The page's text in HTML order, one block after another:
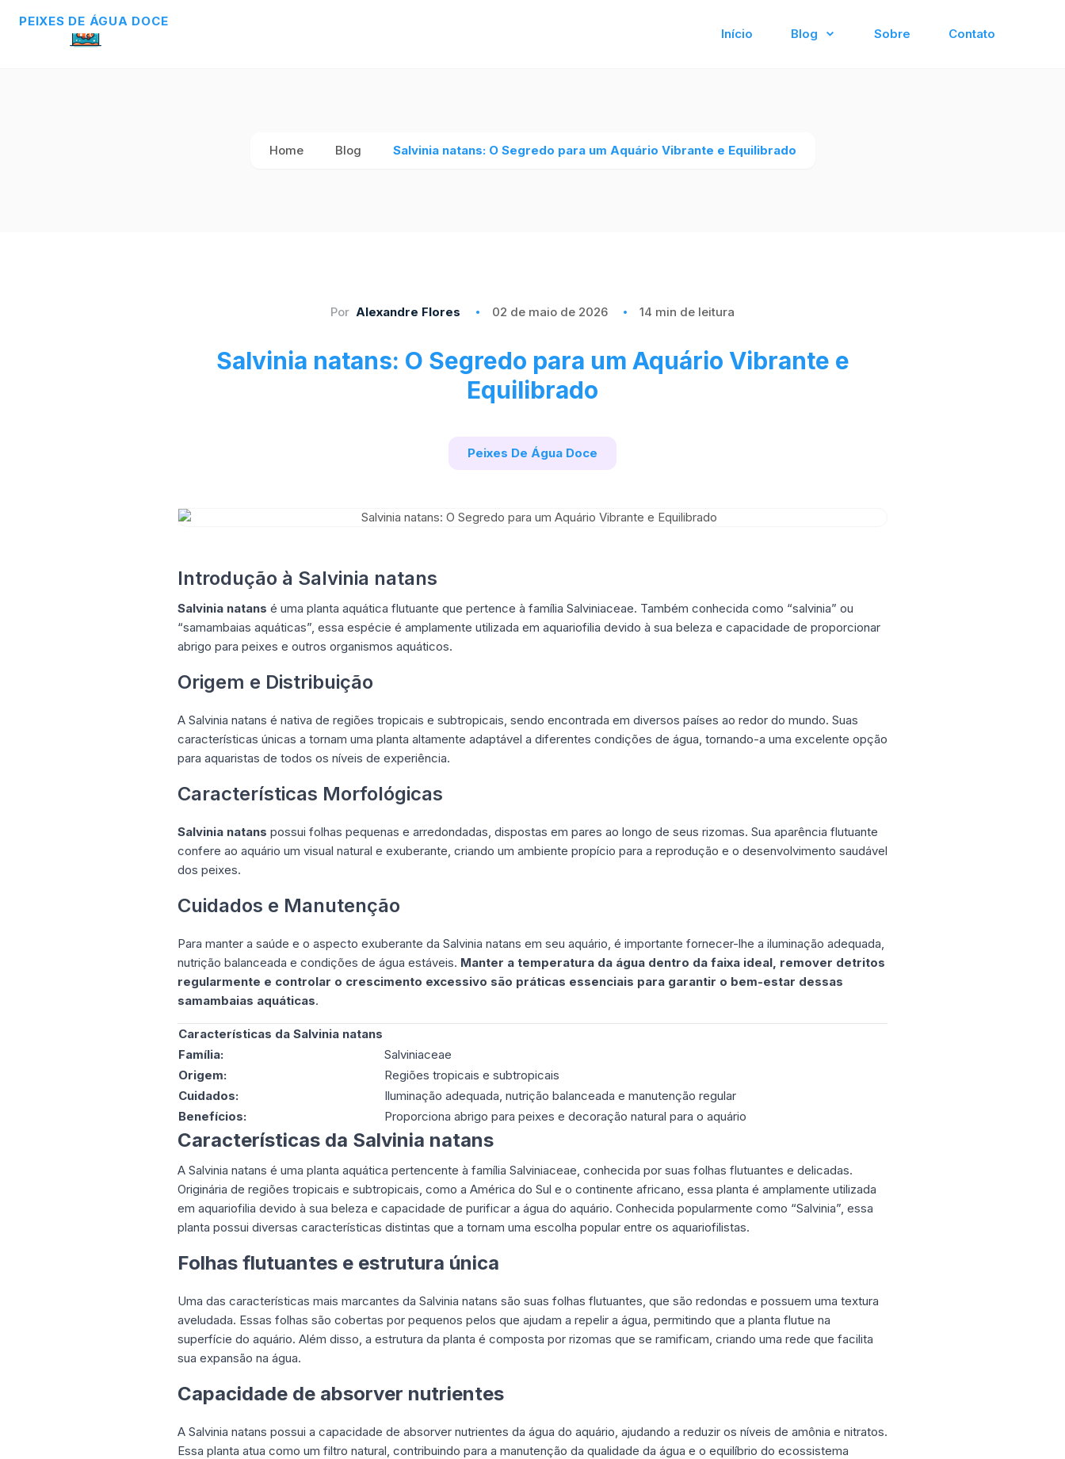
Início Blog Sobre Contato
Home Blog Salvinia natans: O Segredo para um Aquário Vibrante e Equilibrado
Por Alexandre Flores 02 de maio de 2026 14 min de leitura
Salvinia natans: O Segredo para um Aquário Vibrante e
Equilibrado
Peixes De Água Doce
Introdução à Salvinia natans
Salvinia natans é uma planta aquática flutuante que pertence à família Salviniaceae. Também conhecida como “salvinia” ou
“samambaias aquáticas”, essa espécie é amplamente utilizada em aquariofilia devido à sua beleza e capacidade de proporcionar
abrigo para peixes e outros organismos aquáticos.
Origem e Distribuição
A Salvinia natans é nativa de regiões tropicais e subtropicais, sendo encontrada em diversos países ao redor do mundo. Suas
características únicas a tornam uma planta altamente adaptável a diferentes condições de água, tornando-a uma excelente opção
para aquaristas de todos os níveis de experiência.
Características Morfológicas
Salvinia natans possui folhas pequenas e arredondadas, dispostas em pares ao longo de seus rizomas. Sua aparência flutuante
confere ao aquário um visual natural e exuberante, criando um ambiente propício para a reprodução e o desenvolvimento saudável
dos peixes.
Cuidados e Manutenção
Para manter a saúde e o aspecto exuberante da Salvinia natans em seu aquário, é importante fornecer-lhe a iluminação adequada,
nutrição balanceada e condições de água estáveis. Manter a temperatura da água dentro da faixa ideal, remover detritos
regularmente e controlar o crescimento excessivo são práticas essenciais para garantir o bem-estar dessas
samambaias aquáticas.
Características da Salvinia natans
Família:
Salviniaceae
Origem:
Regiões tropicais e subtropicais
Cuidados:
Iluminação adequada, nutrição balanceada e manutenção regular
Benefícios:
Proporciona abrigo para peixes e decoração natural para o aquário
Características da Salvinia natans
A Salvinia natans é uma planta aquática pertencente à família Salviniaceae, conhecida por suas folhas flutuantes e delicadas.
Originária de regiões tropicais e subtropicais, como a América do Sul e o continente africano, essa planta é amplamente utilizada
em aquariofilia devido à sua beleza e capacidade de purificar a água do aquário. Conhecida popularmente como “Salvinia”, essa
planta possui diversas características distintas que a tornam uma escolha popular entre os aquariofilistas.
Folhas flutuantes e estrutura única
Uma das características mais marcantes da Salvinia natans são suas folhas flutuantes, que são redondas e possuem uma textura
aveludada. Essas folhas são cobertas por pequenos pelos que ajudam a repelir a água, permitindo que a planta flutue na
superfície do aquário. Além disso, a estrutura da planta é composta por rizomas que se ramificam, criando uma rede que facilita
sua expansão na água.
Capacidade de absorver nutrientes
A Salvinia natans possui a capacidade de absorver nutrientes da água do aquário, ajudando a reduzir os níveis de amônia e nitratos.
Essa planta atua como um filtro natural, contribuindo para a manutenção da qualidade da água e o equilíbrio do ecossistema
PEIXES DE ÁGUA DOCE
PEIXES DE ÁGUA DOCE